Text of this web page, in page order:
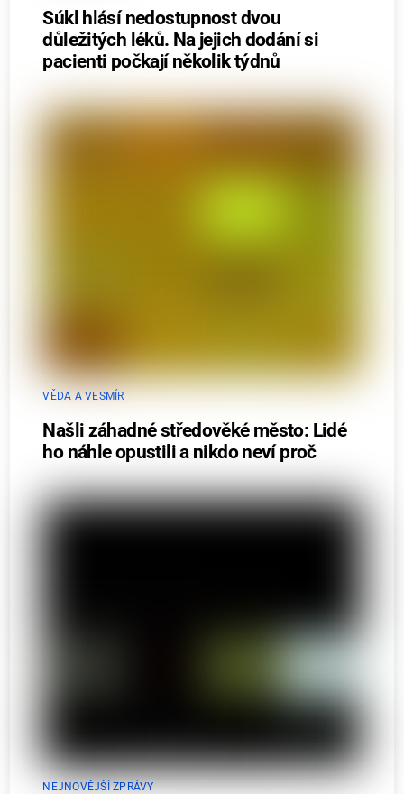
Súkl hlásí nedostupnost dvou
důležitých léků. Na jejich dodání si
pacienti počkají několik týdnů
VĚDA A VESMÍR
Našli záhadné středověké město: Lidé
ho náhle opustili a nikdo neví proč
NEJNOVĚJŠÍ ZPRÁVY